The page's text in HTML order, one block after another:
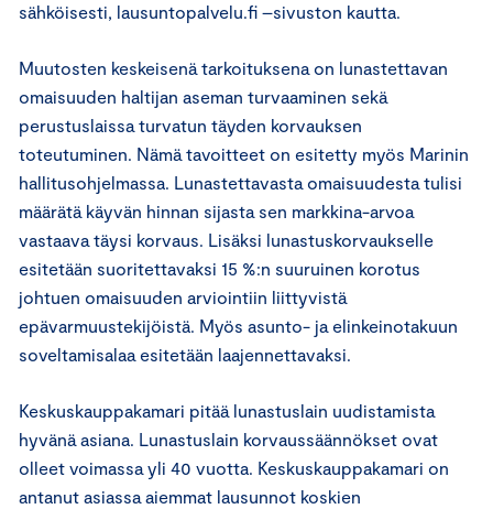
sähköisesti, lausuntopalvelu.fi –sivuston kautta.
Muutosten keskeisenä tarkoituksena on lunastettavan
omaisuuden haltijan aseman turvaaminen sekä
perustuslaissa turvatun täyden korvauksen
toteutuminen. Nämä tavoitteet on esitetty myös Marinin
hallitusohjelmassa. Lunastettavasta omaisuudesta tulisi
määrätä käyvän hinnan sijasta sen markkina-arvoa
vastaava täysi korvaus. Lisäksi lunastuskorvaukselle
esitetään suoritettavaksi 15 %:n suuruinen korotus
johtuen omaisuuden arviointiin liittyvistä
epävarmuustekijöistä. Myös asunto- ja elinkeinotakuun
soveltamisalaa esitetään laajennettavaksi.
Keskuskauppakamari pitää lunastuslain uudistamista
hyvänä asiana. Lunastuslain korvaussäännökset ovat
olleet voimassa yli 40 vuotta. Keskuskauppakamari on
antanut asiassa aiemmat lausunnot koskien